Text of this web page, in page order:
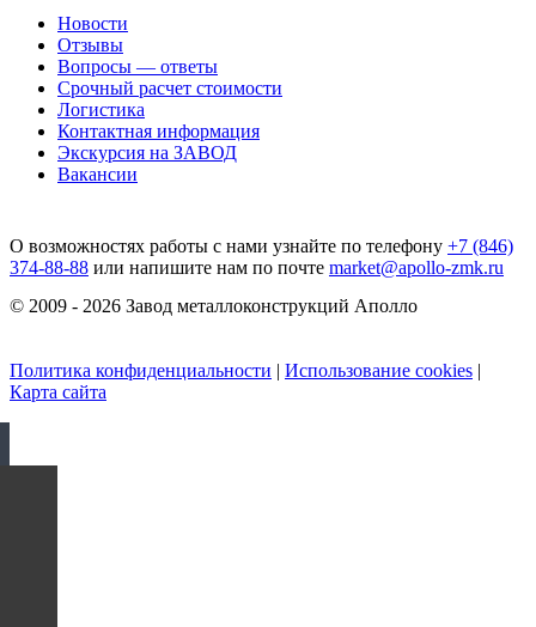
Новости
Отзывы
Вопросы — ответы
Срочный расчет стоимости
Логистика
Контактная информация
Экскурсия на ЗАВОД
Вакансии
О возможностях работы с нами узнайте по телефону +7 (846)
374-88-88 или напишите нам по почте market@apollo-zmk.ru
© 2009 - 2026 Завод металлоконструкций Аполло
Политика конфиденциальности | Использование cookies |
Карта сайта